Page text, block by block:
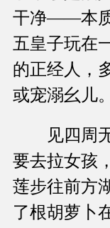
干净——本质
五皇子玩在
的正经人，
或宠溺幺儿。
见四周无
要去拉女孩
莲步往前方
了根胡萝卜